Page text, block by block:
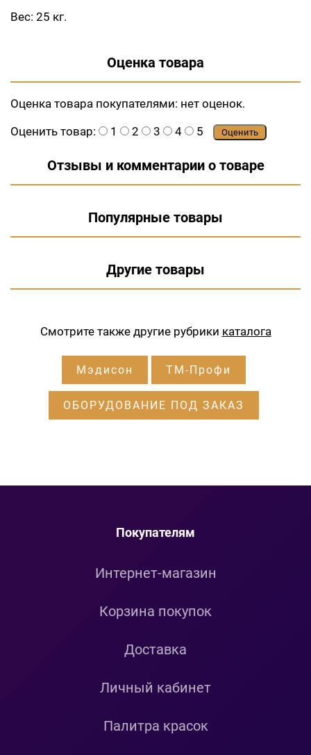
Вес: 25 кг.
Оценка товара
Оценка товара покупателями: нет оценок.
Оценить товар:
1 2 3 4 5 Оценить
Отзывы и комментарии о товаре
Популярные товары
Другие товары
Смотрите также другие рубрики каталога
Мэдисон ТМ-Профи
ОБОРУДОВАНИЕ ПОД ЗАКАЗ
Покупателям
Интернет-магазин
Корзина покупок
Доставка
Личный кабинет
Палитра красок